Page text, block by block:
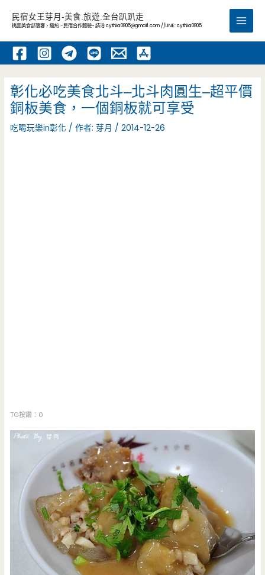
內
民宿女王芽月-美食.旅遊.全台趴趴走
桃園美食部落客，邀約 -民宿合作體驗~ 請洽cythia0805@gmail.com //LINE: cythia0805
Main
彰化必吃美食北斗–北斗肉圓生–超平價
銅板美食，一個銅板就可享受
吃喝玩樂in彰化 / 作者:芽月 /2014-12-26
TG按讚：0